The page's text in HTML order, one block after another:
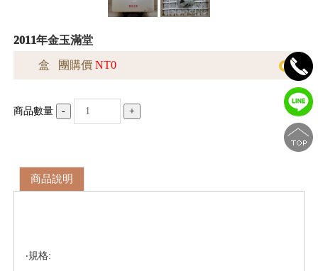
2011年金玉滿堂
盒 團購價 NT0
商品數量 - +
商品說明
‧規格: